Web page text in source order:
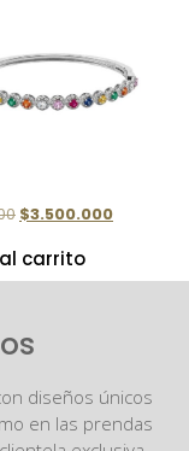
$3.500.000
carrito
diseños únicos
en las prendas